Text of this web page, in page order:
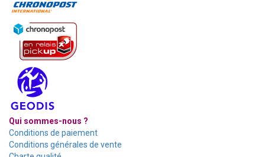
Qui sommes-nous ?
Conditions de paiement
Conditions générales de vente